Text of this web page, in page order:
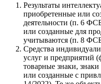
Результаты
приобретенные или
деятельности (п. 6
или созданные для
учитываются (п. 8
Средства
услуг и предприятий
товарные знаки,
или созданные с